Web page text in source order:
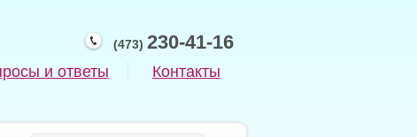
(473) 230-41-16
и ответы Контакты